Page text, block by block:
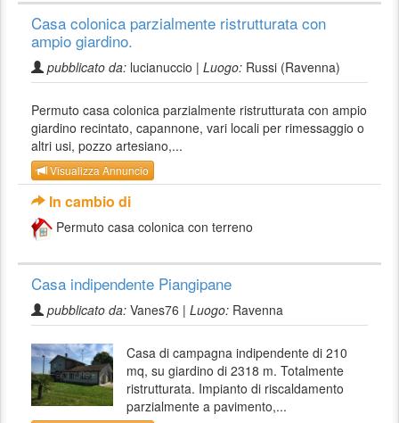
Casa colonica parzialmente ristrutturata con
ampio giardino.
pubblicato da: lucianuccio | Luogo: Russi (Ravenna)
Permuto casa colonica parzialmente ristrutturata con ampio
giardino recintato, capannone, vari locali per rimessaggio o
altri usi, pozzo artesiano,...
Visualizza Annuncio
In cambio di
Permuto casa colonica con terreno
Casa indipendente Piangipane
pubblicato da: Vanes76 | Luogo: Ravenna
Casa di campagna indipendente di 210
mq, su giardino di 2318 m. Totalmente
ristrutturata. Impianto di riscaldamento
parzialmente a pavimento,...